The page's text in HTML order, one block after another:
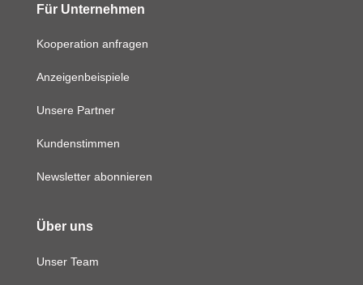
Für Unternehmen
Kooperation anfragen
Anzeigenbeispiele
Unsere Partner
Kundenstimmen
Newsletter abonnieren
Über uns
Unser Team